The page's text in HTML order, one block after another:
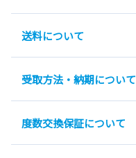
送料について
受取方法・納期について
度数交換保証について